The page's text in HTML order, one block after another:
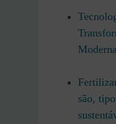
são,